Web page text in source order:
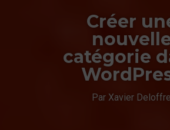
Créer
catégorie
Par Xavier Deloffre